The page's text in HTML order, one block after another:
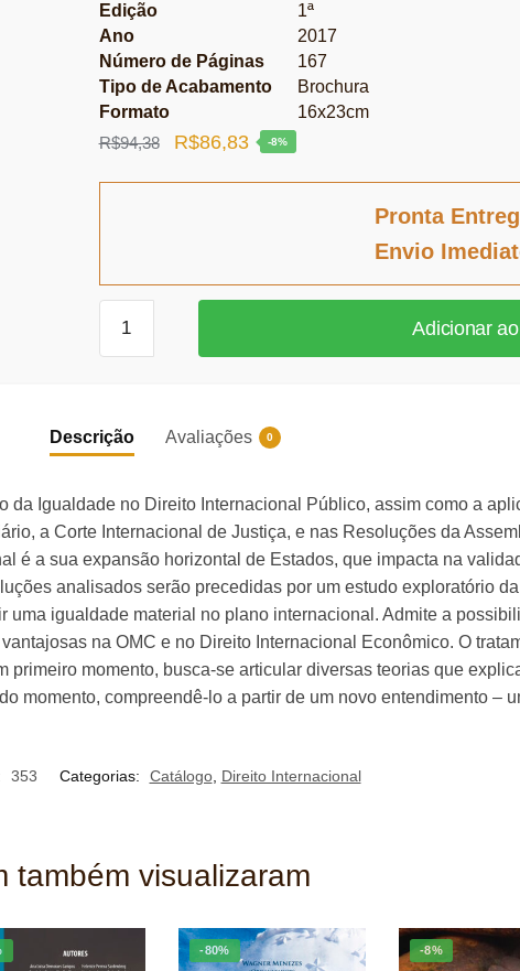
Edição
1ª
Ano
2017
Número de Páginas
167
Tipo de Acabamento
Brochura
Formato
16x23cm
R$94,38
O
R$86,83O
-8%
Pronta
Envio
Internacionais
da
quantidade
Adicionar
Descrição Avaliações 0
Igualdade no Direito Internacional Público, assim como a
a Corte Internacional de Justiça, e nas Resoluções da
é a sua expansão horizontal de Estados, que impacta na
analisados serão precedidas por um estudo exploratório
igualdade material no plano internacional. Admite a
na OMC e no Direito Internacional Econômico. O
momento, busca-se articular diversas teorias que
momento, compreendê-lo a partir de um novo entendimento –
353 Categorias: Catálogo, Direito Internacional
também visualizaram
-80% -8%